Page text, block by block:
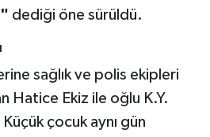
dediği öne sürüldü.
sağlık ve polis ekipleri
Hatice Ekiz ile oğlu K.Y.
Küçük çocuk aynı gün